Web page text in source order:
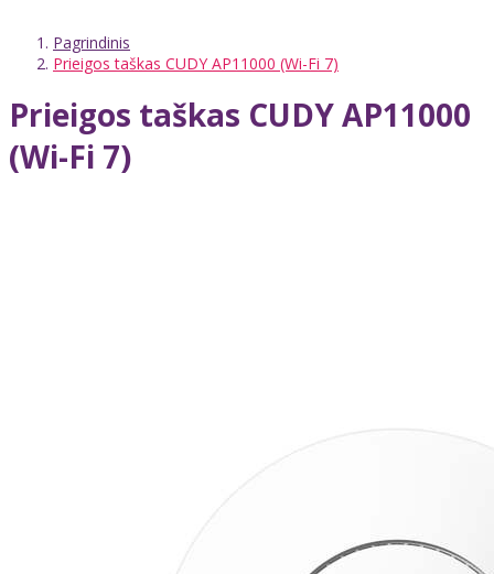
Pagrindinis
Prieigos taškas CUDY AP11000 (Wi-Fi 7)
Prieigos taškas CUDY AP11000
(Wi-Fi 7)